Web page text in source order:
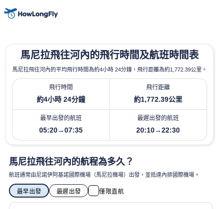
馬尼拉飛往河內的飛行時間及航班時間表
馬尼拉飛往河內的平均飛行時間為約4小時 24分鐘，飛行距離為約1,772.39公里。
飛行時間
約4小時 24分鐘
飛行距離
約1,772.39公里
最早出發的航班
05:20→07:35
最遲出發的航班
20:10→22:30
馬尼拉飛往河內的航程為多久？
航班通常由尼諾伊阿基諾國際機場（馬尼拉機場）出發，並抵達內排國際機場。
最早出發 最遲出發 僅限直航